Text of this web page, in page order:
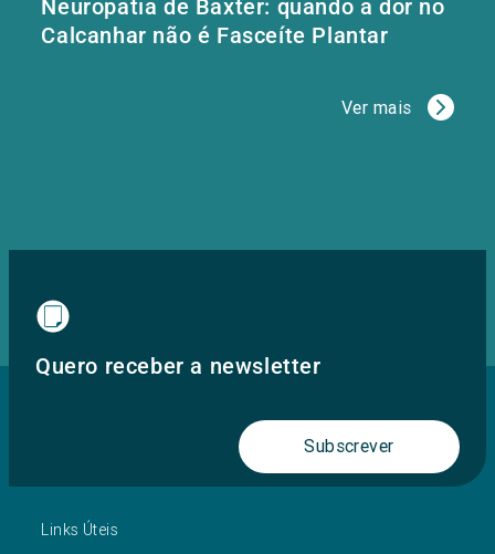
Neuropatia de Baxter: quando a dor no
Calcanhar não é Fasceíte Plantar
Ver mais
Quero receber a newsletter
Subscrever
Links Úteis